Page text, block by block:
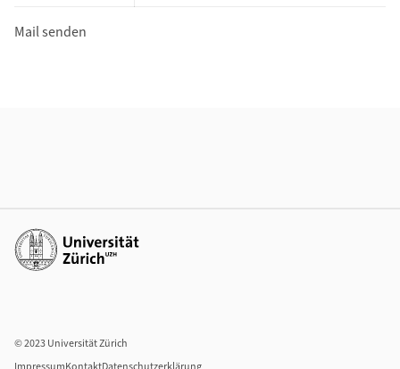
Weiterführende Links
© 2023 Universität Zürich